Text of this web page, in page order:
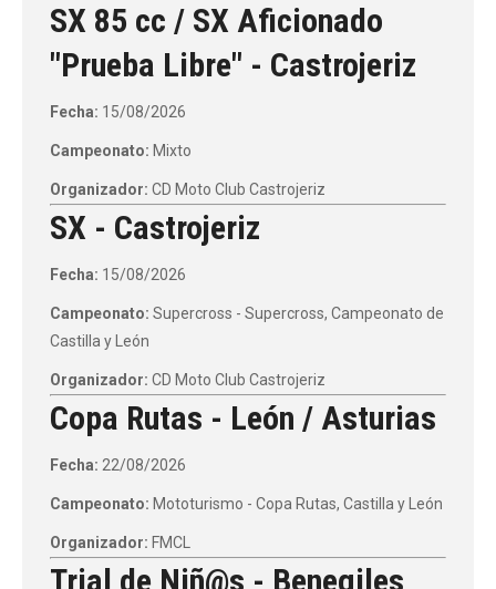
SX 85 cc / SX Aficionado
"Prueba Libre" - Castrojeriz
Fecha: 15/08/2026
Campeonato: Mixto
Organizador: CD Moto Club Castrojeriz
SX - Castrojeriz
Fecha: 15/08/2026
Campeonato: Supercross - Supercross, Campeonato de
Castilla y León
Organizador: CD Moto Club Castrojeriz
Copa Rutas - León / Asturias
Fecha: 22/08/2026
Campeonato: Mototurismo - Copa Rutas, Castilla y León
Organizador: FMCL
Trial de Niñ@s - Benegiles